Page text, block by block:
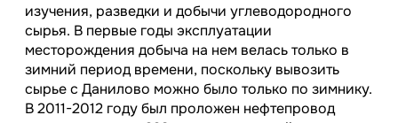
изучения, разведки и добычи углеводородного
сырья. В первые годы эксплуатации
месторождения добыча на нем велась только в
зимний период времени, поскольку вывозить
сырье с Данилово можно было только по зимнику.
В 2011-2012 году был проложен нефтепровод